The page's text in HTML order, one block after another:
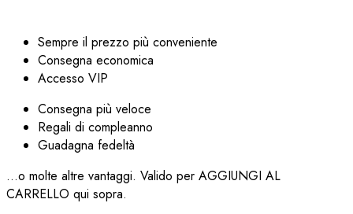
Sempre il prezzo più conveniente
Consegna economica
Accesso VIP
Consegna più veloce
Regali di compleanno
Guadagna fedeltà
...o molte altre vantaggi. Valido per AGGIUNGI AL
CARRELLO qui sopra.